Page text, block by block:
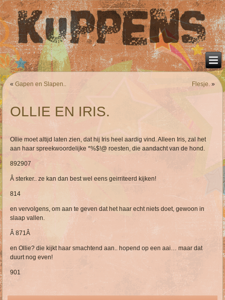
«Gapen en Slapen.. Flesje.»
OLLIE EN IRIS.
Ollie moet altijd laten zien, dat hij Iris heel aardig vind. Alleen Iris, zal het
aan haar spreekwoordelijke *%$!@ roesten, die aandacht van de hond.
892907
Â sterker.. ze kan dan best wel eens geirriteerd kijken!
814
en vervolgens, om aan te geven dat het haar echt niets doet, gewoon in
slaap vallen.
Â871Â
en Ollie? die kijkt haar smachtend aan.. hopend op een aai… maar dat
duurt nog even!
901